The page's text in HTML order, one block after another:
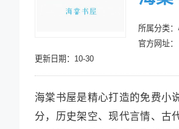
所属分类
官方网址：
更新日期：10-30
海棠书屋是精心打造的免费小
分，历史架空、现代言情、古